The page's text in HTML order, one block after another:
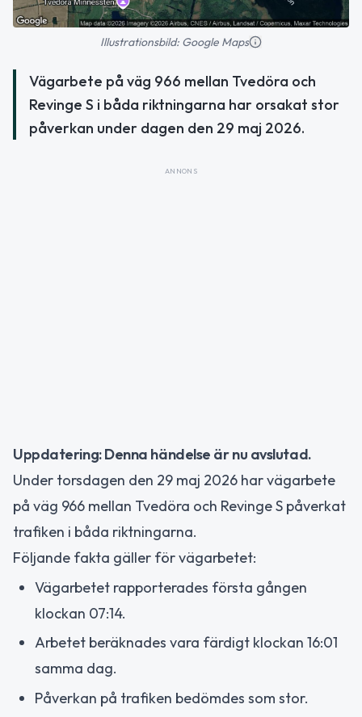
Illustrationsbild: Google Maps
Vägarbete på väg 966 mellan Tvedöra och
Revinge S i båda riktningarna har orsakat stor
påverkan under dagen den 29 maj 2026.
ANNONS
Uppdatering: Denna händelse är nu avslutad.
Under torsdagen den 29 maj 2026 har vägarbete
på väg 966 mellan Tvedöra och Revinge S påverkat
trafiken i båda riktningarna.
Följande fakta gäller för vägarbetet:
Vägarbetet rapporterades första gången
klockan 07:14.
Arbetet beräknades vara färdigt klockan 16:01
samma dag.
Påverkan på trafiken bedömdes som stor.